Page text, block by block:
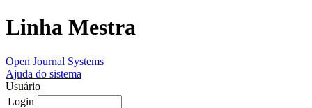
Linha Mestra
Open Journal Systems
Ajuda do sistema
Usuário
Login